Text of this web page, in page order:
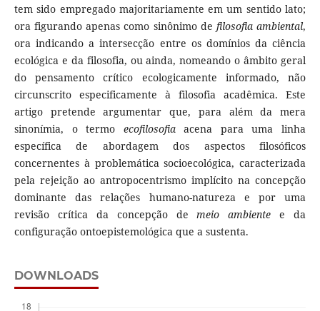
tem sido empregado majoritariamente em um sentido lato;
ora figurando apenas como sinônimo de filosofia ambiental,
ora indicando a intersecção entre os domínios da ciência
ecológica e da filosofia, ou ainda, nomeando o âmbito geral
do pensamento crítico ecologicamente informado, não
circunscrito especificamente à filosofia acadêmica. Este
artigo pretende argumentar que, para além da mera
sinonímia, o termo ecofilosofiaacena para uma linha
específica de abordagem dos aspectos filosóficos
concernentes à problemática socioecológica, caracterizada
pela rejeição ao antropocentrismo implícito na concepção
dominante das relações humano-natureza e por uma
revisão crítica da concepção demeioambiente e da
configuração ontoepistemológica que a sustenta.
DOWNLOADS